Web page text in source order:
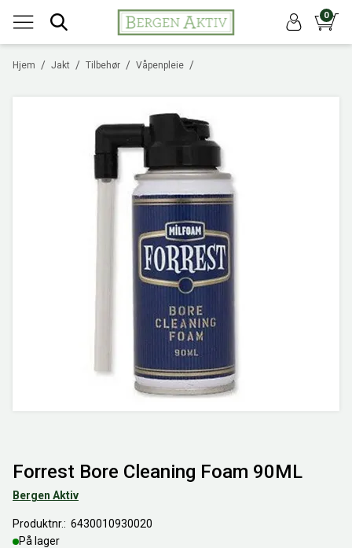
0
/
Hjem /
Jakt /
Tilbehør /
Våpenpleie
Forrest Bore Cleaning Foam 90ML
Bergen Aktiv
Produktnr.
6430010930020
På lager